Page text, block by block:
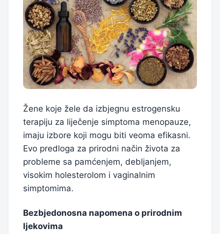
Žene koje žele da izbjegnu estrogensku
terapiju za liječenje simptoma menopauze,
imaju izbore koji mogu biti veoma efikasni.
Evo predloga za prirodni način života za
probleme sa pamćenjem, debljanjem,
visokim holesterolom i vaginalnim
simptomima.
Bezbjedonosna napomena o prirodnim
ljekovima